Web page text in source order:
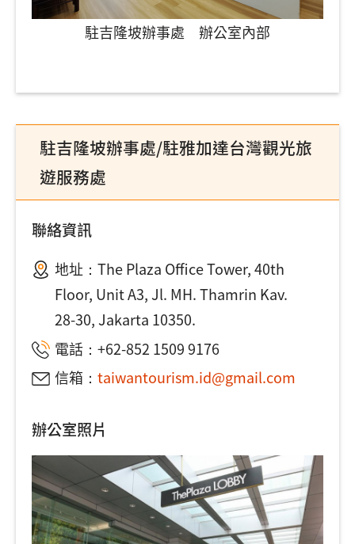
駐吉隆坡辦事處 辦公室內部
駐吉隆坡辦事處/駐雅加達台灣觀光旅
遊服務處
聯絡資訊
地址：The Plaza Office Tower, 40th
Floor, Unit A3, Jl. MH. Thamrin Kav.
28-30, Jakarta 10350.
電話：+62-852 1509 9176
信箱： taiwantourism.id@gmail.com
辦公室照片